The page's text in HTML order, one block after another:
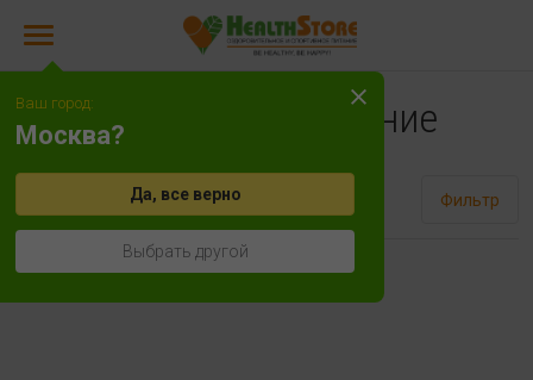
Спортивное питание
Сортировать Фильтр
Ваш город:
Москва?
Да, все верно
Выбрать другой